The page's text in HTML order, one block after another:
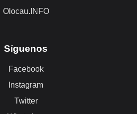
Olocau.INFO
Síguenos
Facebook
Instagram
Twitter